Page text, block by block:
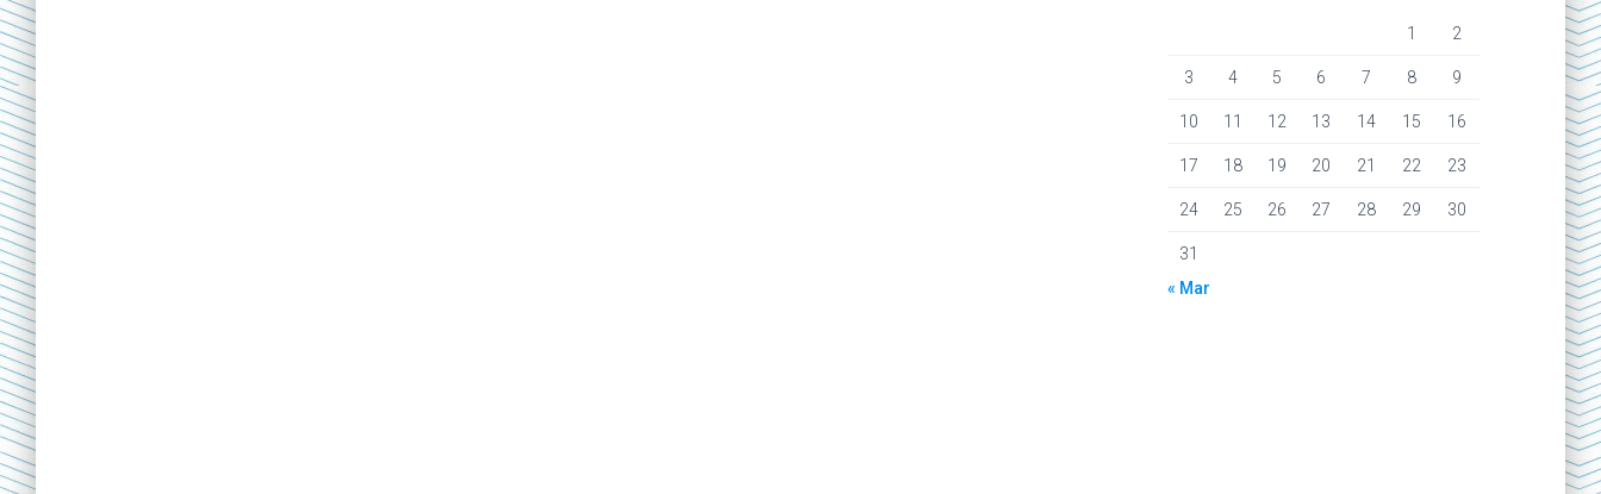
1 2
3 4 5 6 7 8 9
10 11 12 13 14 15 16
17 18 19 20 21 22 23
24 25 26 27 28 29 30
31
« Mar